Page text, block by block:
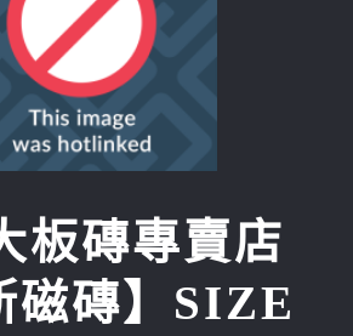
板磚專賣店
磁磚】SIZE